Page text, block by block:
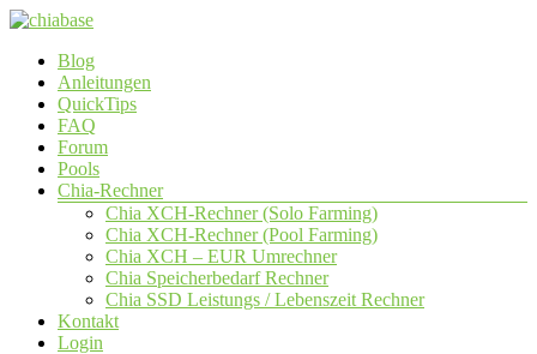
Zum
springen
chiabase
CHIA
Info-
Community
Seite
Menü
Blog
Anleitungen
QuickTips
FAQ
Forum
Pools
Chia-Rechner
Chia XCH-Rechner (Solo Farming)
Chia XCH-Rechner (Pool Farming)
Chia XCH – EUR Umrechner
Chia Speicherbedarf Rechner
Chia SSD Leistungs / Lebenszeit Rechner
Kontakt
Login